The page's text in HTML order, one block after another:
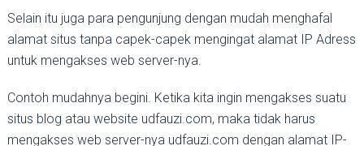
Selain itu juga para pengunjung dengan mudah menghafal
alamat situs tanpa capek-capek mengingat alamat IP Adress
untuk mengakses web server-nya.
Contoh mudahnya begini. Ketika kita ingin mengakses suatu
situs blog atau website udfauzi.com, maka tidak harus
mengakses web server-nya udfauzi.com dengan alamat IP-